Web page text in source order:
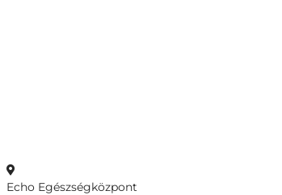
Echo Egészségközpont